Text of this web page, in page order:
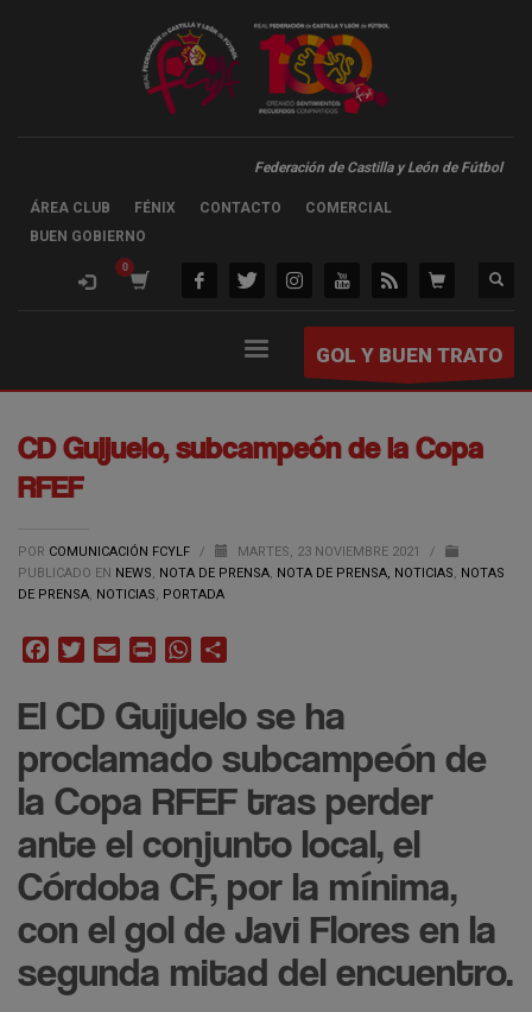
Federación de Castilla y León de Fútbol
ÁREA CLUB FÉNIX CONTACTO
COMERCIAL
BUEN GOBIERNO
GOL Y BUEN TRATO
CD Guijuelo, subcampeón de la Copa
RFEF
POR COMUNICACIÓN FCYLF / MARTES, 23 NOVIEMBRE 2021
/
PUBLICADO EN NEWS, NOTA DE PRENSA, NOTA DE PRENSA, NOTICIAS, NOTAS
DE PRENSA, NOTICIAS, PORTADA
FacebookTwitterEmail Print WhatsApp
El CD Guijuelo se ha
proclamado subcampeón de
la Copa RFEF tras perder
ante el conjunto local, el
Córdoba CF, por la mínima,
con el gol de Javi Flores en la
segunda mitad del encuentro.